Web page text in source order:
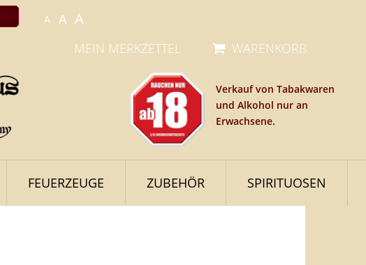
A A A
WARENKORB
Verkauf von Tabakwaren
und Alkohol nur an
Erwachsene.
MEIN MERKZETTEL
FEUERZEUGE ZUBEHÖR SPIRITUOSEN